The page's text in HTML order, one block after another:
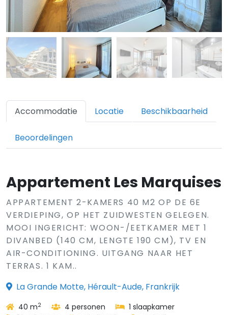
Accommodatie Locatie Beschikbaarheid
Beoordelingen
Appartement Les Marquises
APPARTEMENT 2-KAMERS 40 M2 OP DE 6E
VERDIEPING, OP HET ZUIDWESTEN GELEGEN.
MOOI INGERICHT: WOON-/EETKAMER MET 1
DIVANBED (140 CM, LENGTE 190 CM), TV EN
AIR-CONDITIONING. UITGANG NAAR HET
TERRAS. 1 KAM..
La Grande Motte, Hérault-Aude, Frankrijk
40 m2 4 personen
1 slaapkamer